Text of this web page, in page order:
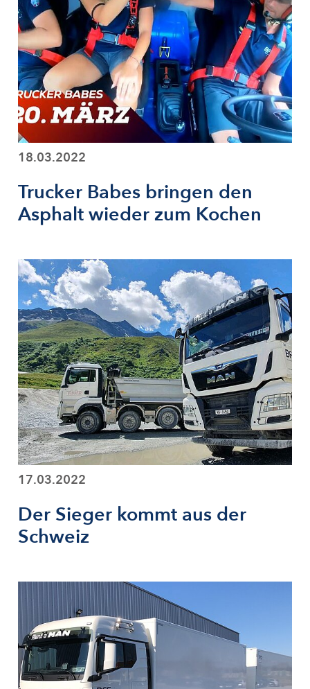
18.03.2022
Trucker Babes bringen den
Asphalt wieder zum Kochen
17.03.2022
Der Sieger kommt aus der
Schweiz